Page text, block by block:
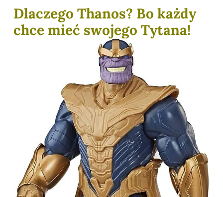
Dlaczego Thanos? Bo każdy
chce mieć swojego Tytana!